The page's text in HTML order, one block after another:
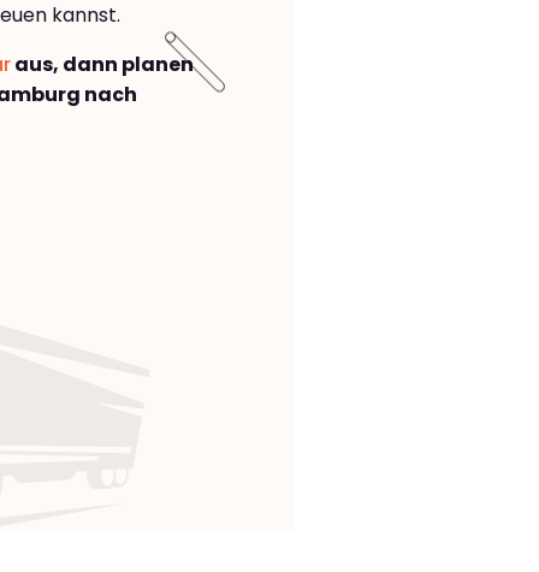
kannst.
aus, dann planen
nach